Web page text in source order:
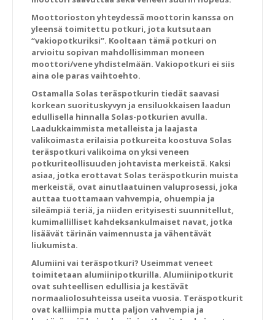
Moottorioston yhteydessä moottorin kanssa on
yleensä toimitettu potkuri, jota kutsutaan
“vakiopotkuriksi”. Kooltaan tämä potkuri on
arvioitu sopivan mahdollisimman moneen
moottori/vene yhdistelmään. Vakiopotkuri ei siis
aina ole paras vaihtoehto.
Ostamalla Solas teräspotkurin tiedät saavasi
korkean suorituskyvyn ja ensiluokkaisen laadun
edullisella hinnalla Solas-potkurien avulla.
Laadukkaimmista metalleista ja laajasta
valikoimasta erilaisia potkureita koostuva Solas
teräspotkuri valikoima on yksi veneen
potkuriteollisuuden johtavista merkeistä. Kaksi
asiaa, jotka erottavat Solas teräspotkurin muista
merkeistä, ovat ainutlaatuinen valuprosessi, joka
auttaa tuottamaan vahvempia, ohuempia ja
sileämpiä teriä, ja niiden erityisesti suunnitellut,
kumimallilliset kahdeksankulmaiset navat, jotka
lisäävät tärinän vaimennusta ja vähentävät
liukumista.
Alumiini vai teräspotkuri? Useimmat veneet
toimitetaan alumiinipotkurilla. Alumiinipotkurit
ovat suhteellisen edullisia ja kestävät
normaaliolosuhteissa useita vuosia. Teräspotkurit
ovat kalliimpia mutta paljon vahvempia ja